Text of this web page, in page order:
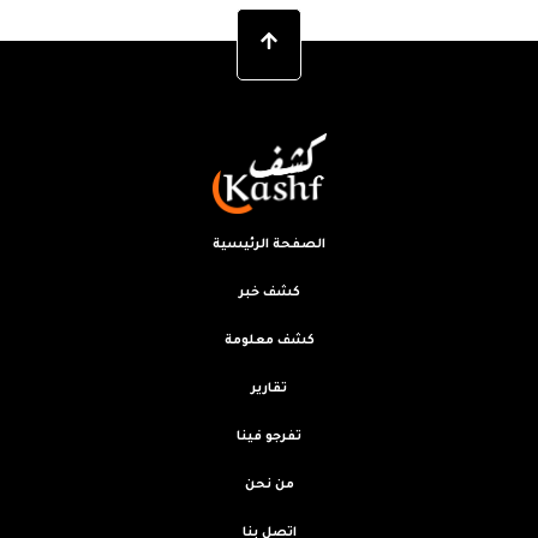
الصفحة الرئيسية
كشف خبر
كشف معلومة
تقارير
تفرجو فينا
من نحن
اتصل بنا